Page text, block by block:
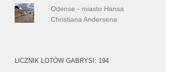
Odense - miasto Hansa
Christiana Andersena
LICZNIK LOTÓW GABRYSI: 194